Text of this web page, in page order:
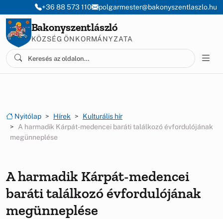
Ugrás a menüre
Ugrás a tartalomra
+36 88 573 110 polgarmester@bakonyszentlaszlo.hu
Bakonyszentlászló
KÖZSÉG ÖNKORMÁNYZATA
Nyitólap Hírek
Kulturális hír
A harmadik Kárpát-medencei baráti találkozó évfordulójának
megünneplése
A harmadik Kárpát-medencei
baráti találkozó évfordulójának
megünneplése